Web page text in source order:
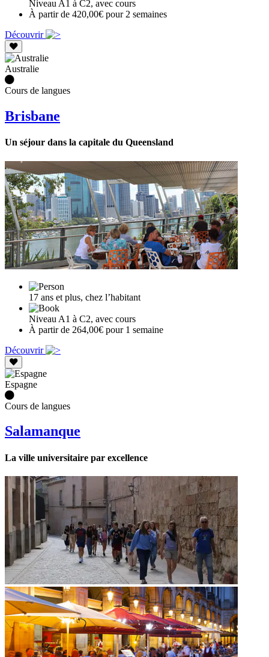
Niveau A1 à C2, avec cours
À partir de 420,00€ pour 2 semaines
Découvrir
Australie
Cours de langues
Brisbane
Un séjour dans la capitale du Queensland
17 ans et plus, chez l’habitant
Niveau A1 à C2, avec cours
À partir de 264,00€ pour 1 semaine
Découvrir
Espagne
Cours de langues
Salamanque
La ville universitaire par excellence